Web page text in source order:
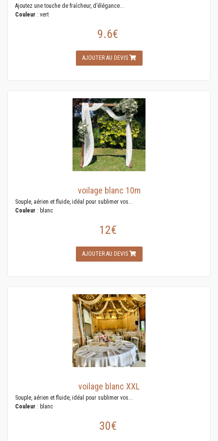
Ajoutez une touche de fraîcheur, d’élégance...
Couleur : vert
9.6€
AJOUTER AU DEVIS
voilage blanc 10m
Souple, aérien et fluide, idéal pour sublimer vos...
Couleur : blanc
12€
AJOUTER AU DEVIS
voilage blanc XXL
Souple, aérien et fluide, idéal pour sublimer vos...
Couleur : blanc
30€